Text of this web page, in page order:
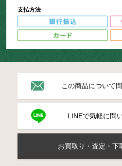
支払方法
この商品について
LINEで気軽に問
お買取り・査定・下